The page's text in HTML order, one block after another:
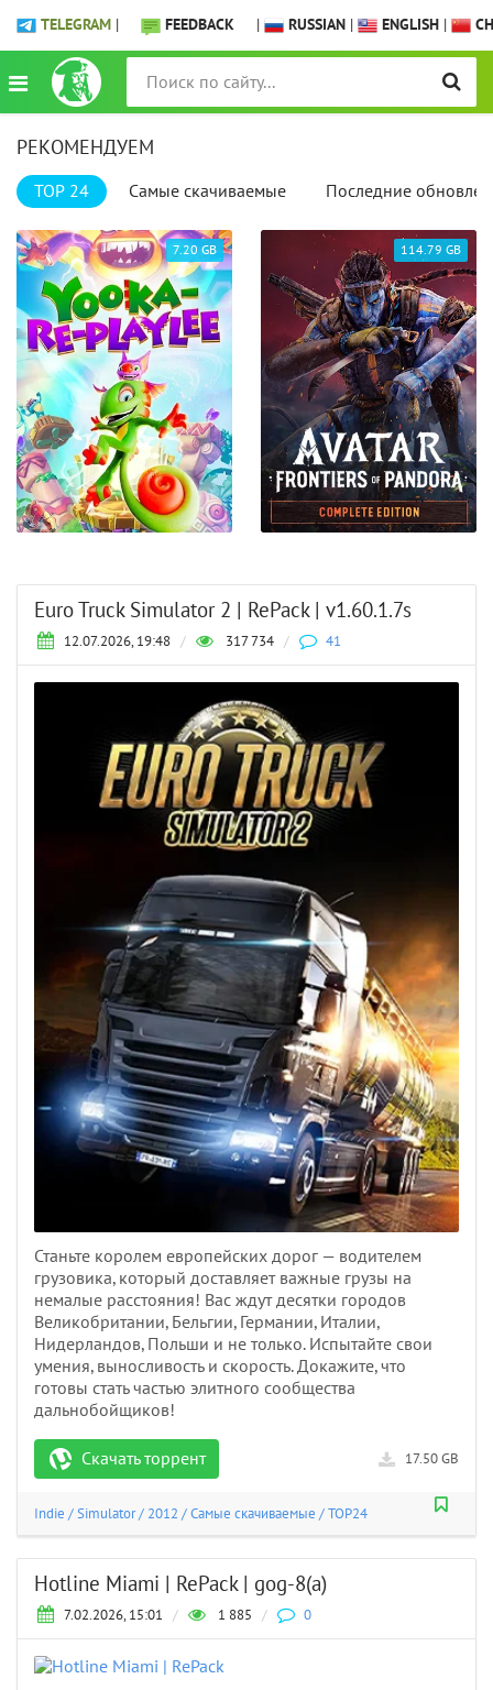
TELEGRAM | FEEDBACK | RUSSIAN | ENGLISH |
РЕКОМЕНДУЕМ
TOP 24 Самые скачиваемые Последние
7.20 GB 114.79 GB
Euro Truck Simulator 2 | RePack | v1.60.1.7s
12.07.2026, 19:48 / 317 734 / 41
Станьте королем европейских дорог — водителем
грузовика, который доставляет важные грузы на
немалые расстояния! Вас ждут десятки городов
Великобритании, Бельгии, Германии, Италии,
Нидерландов, Польши и не только. Испытайте свои
умения, выносливость и скорость. Докажите, что
готовы стать частью элитного сообщества
дальнобойщиков!
Скачать торрент 17.50 GB
Indie /Simulator/ 2012 /Самые скачиваемые /TOP24
Hotline Miami | RePack | gog-8(a)
7.02.2026, 15:01 / 1 885 / 0